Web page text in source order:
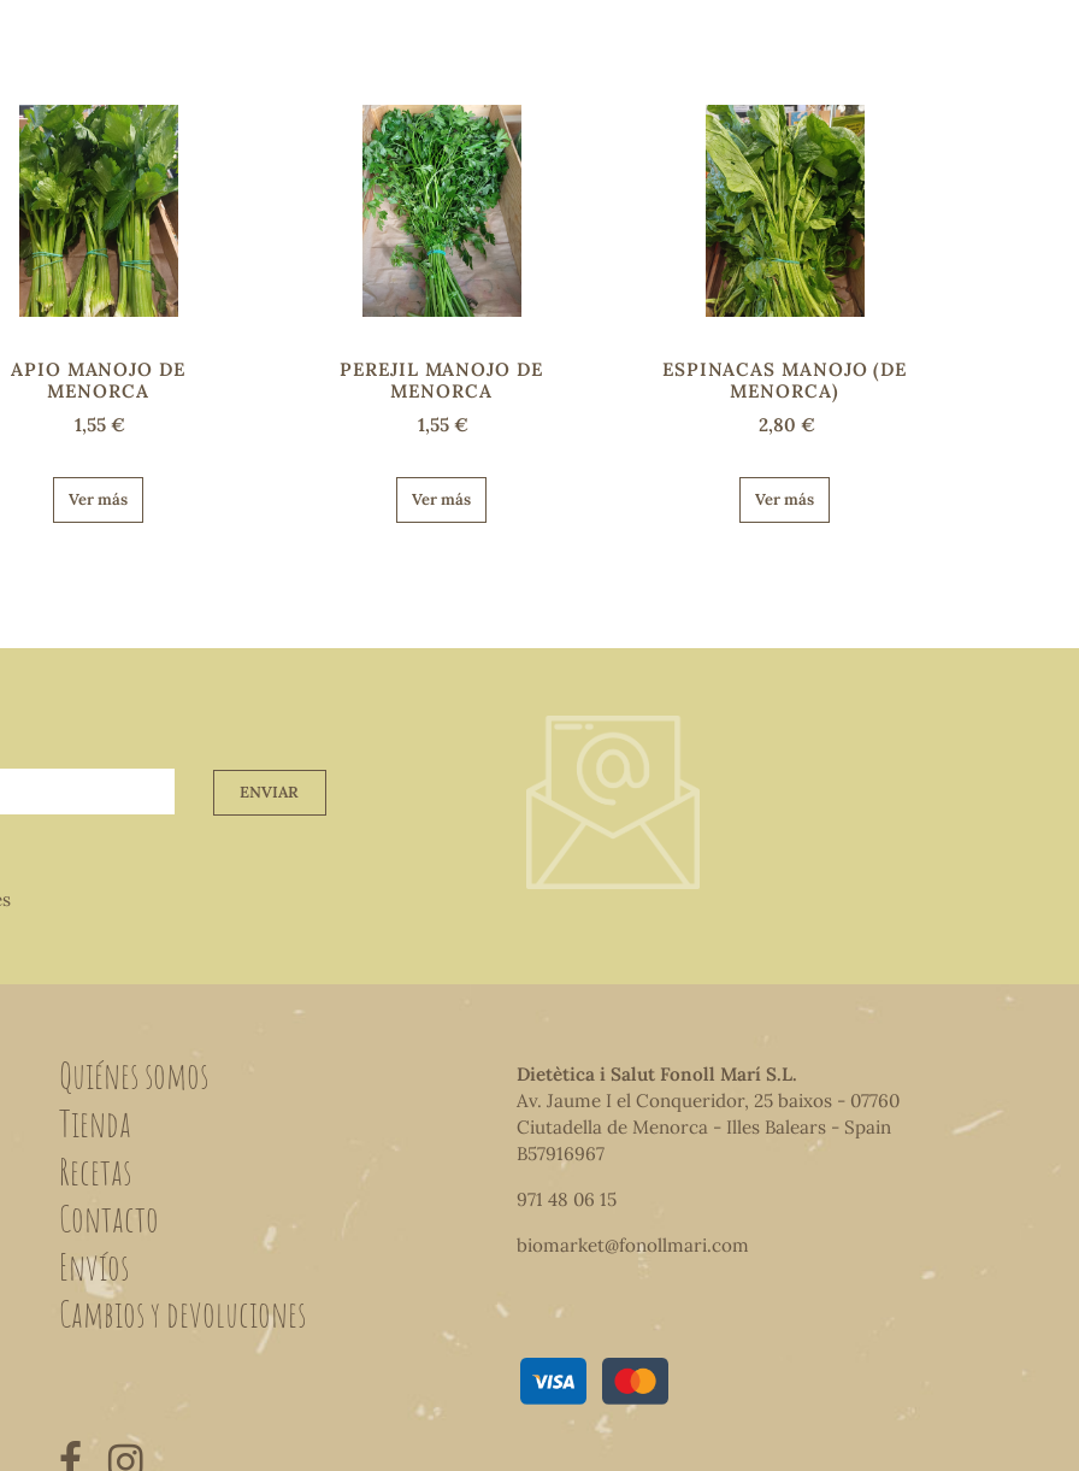
¿No encuentras tu producto?
contáctanos
y lo encontraremos
APIO MANOJO DE
MENORCA
1,55 €
Ver más
PEREJIL MANOJO DE
MENORCA
1,55 €
Ver más
ESPINACAS MANOJO (DE
MENORCA)
2,80 €
Ver más
ENVIAR
Quiénes somos
Tienda
Recetas
Contacto
Envíos
Cambios y devoluciones
Dietètica i Salut Fonoll Marí S.L.
Av. Jaume I el Conqueridor, 25 baixos - 07760
Ciutadella de Menorca - Illes Balears - Spain
B57916967
971 48 06 15
biomarket@fonollmari.com